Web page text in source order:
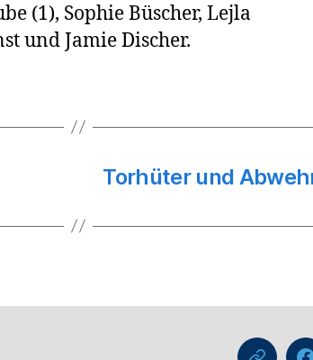
(1), Sophie Büscher, Lejla
und Jamie Discher.
Torhüter und